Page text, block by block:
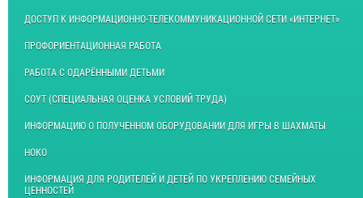
ДОСТУП К ИНФОРМАЦИОННО-ТЕЛЕКОММУНИКАЦИОННОЙ СЕТИ «ИНТЕРНЕТ»
ПРОФОРИЕНТАЦИОННАЯ РАБОТА
РАБОТА С ОДАРЁННЫМИ ДЕТЬМИ
СОУТ (СПЕЦИАЛЬНАЯ ОЦЕНКА УСЛОВИЙ ТРУДА)
ИНФОРМАЦИЮ О ПОЛУЧЕННОМ ОБОРУДОВАНИИ ДЛЯ ИГРЫ В ШАХМАТЫ
НОКО
ИНФОРМАЦИЯ ДЛЯ РОДИТЕЛЕЙ И ДЕТЕЙ ПО УКРЕПЛЕНИЮ СЕМЕЙНЫХ
ЦЕННОСТЕЙ